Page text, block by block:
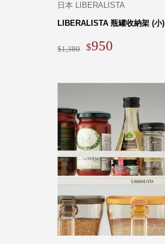
日本 LIBERALISTA
LIBERALISTA 瓶罐收納架 (小)
1,380 950